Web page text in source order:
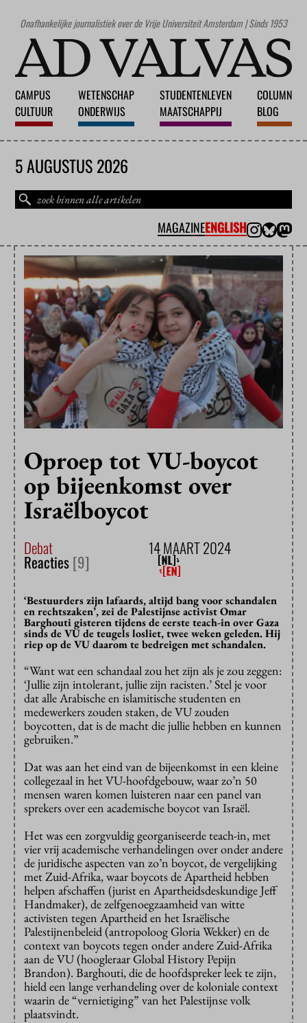
Onafhankelijke journalistiek over de Vrije Universiteit Amsterdam | Sinds 1953
CAMPUS
CULTUUR
WETENSCHAP
ONDERWIJS
STUDENTENLEVEN
MAATSCHAPPIJ
COLUMN
BLOG
5 AUGUSTUS 2026
MAGAZINEENGLISH
Oproep tot VU-boycot
op bijeenkomst over
Israëlboycot
Debat 14 MAART 2024
Reacties[9]
‘Bestuurders zijn lafaards, altijd bang voor schandalen
en rechtszaken’, zei de Palestijnse activist Omar
Barghouti gisteren tijdens de eerste teach-in over Gaza
sinds de VU de teugels losliet, twee weken geleden. Hij
riep op de VU daarom te bedreigen met schandalen.
“Want wat een schandaal zou het zijn als je zou zeggen:
‘Jullie zijn intolerant, jullie zijn racisten.’ Stel je voor
dat alle Arabische en islamitische studenten en
medewerkers zouden staken, de VU zouden
boycotten, dat is de macht die jullie hebben en kunnen
gebruiken.”
Dat was aan het eind van de bijeenkomst in een kleine
collegezaal in het VU-hoofdgebouw, waar zo’n 50
mensen waren komen luisteren naar een panel van
sprekers over een academische boycot van Israël.
Het was een zorgvuldig georganiseerde teach-in, met
vier vrij academische verhandelingen over onder andere
de juridische aspecten van zo’n boycot, de vergelijking
met Zuid-Afrika, waar boycots de Apartheid hebben
helpen afschaffen (jurist en Apartheidsdeskundige Jeff
Handmaker), de zelfgenoegzaamheid van witte
activisten tegen Apartheid en het Israëlische
Palestijnenbeleid (antropoloog Gloria Wekker) en de
context van boycots tegen onder andere Zuid-Afrika
aan de VU (hoogleraar Global History Pepijn
Brandon). Barghouti, die de hoofdspreker leek te zijn,
hield een lange verhandeling over de koloniale context
waarin de “vernietiging” van het Palestijnse volk
plaatsvindt.